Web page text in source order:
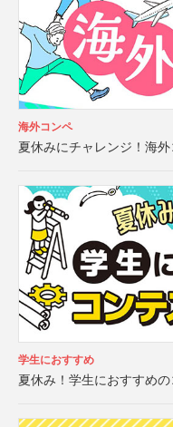
海外コンペ
夏休みにチャレンジ！海
学生におすすめ
夏休み！学生におすすめ